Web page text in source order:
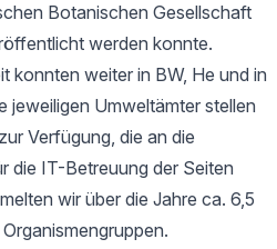
Botanischen Gesellschaft
werden konnte.
konnten weiter in BW, He und in
jeweiligen Umweltämter stellen
Verfügung, die an die
die IT-Betreuung der Seiten
wir über die Jahre ca. 6,5